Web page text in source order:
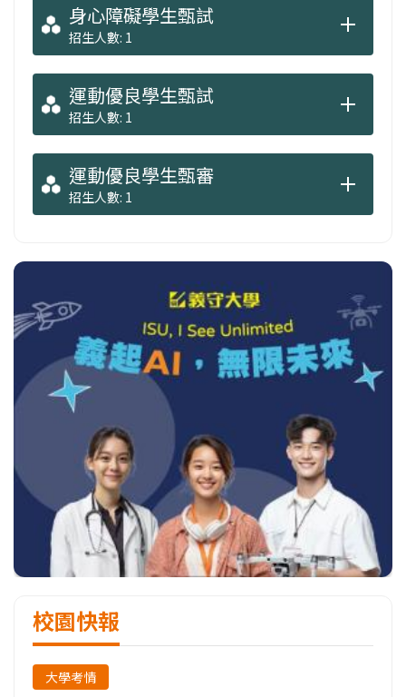
身心障礙學生甄試
招生人數: 1
運動優良學生甄試
招生人數: 1
運動優良學生甄審
招生人數: 1
校園快報
大學考情